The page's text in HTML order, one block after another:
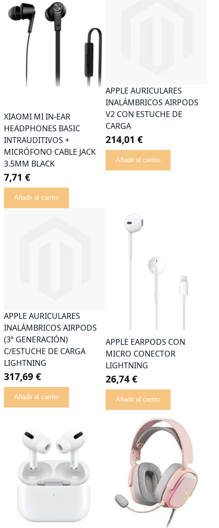
XIAOMI MI IN-EAR
HEADPHONES BASIC
INTRAUDITIVOS +
MICRÓFONO CABLE JACK
3.5MM BLACK
7,71 €
Añadir al carrito
APPLE AURICULARES
INALÁMBRICOS AIRPODS
V2 CON ESTUCHE DE
CARGA
214,01 €
Añadir al carrito
APPLE AURICULARES
INALÁMBRICOS AIRPODS
(3ª GENERACIÓN)
C/ESTUCHE DE CARGA
LIGHTNING
317,69 €
Añadir al carrito
APPLE EARPODS CON
MICRO CONECTOR
LIGHTNING
26,74 €
Añadir al carrito